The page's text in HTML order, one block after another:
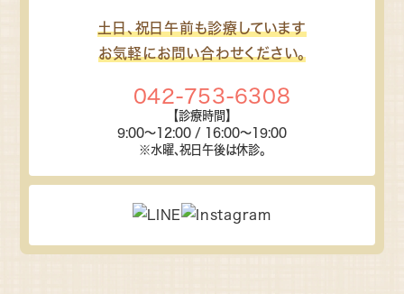
土日、祝日午前も診療しています
お気軽にお問い合わせください。
042-753-6308
【診療時間】
9:00～12:00 / 16:00～19:00
※水曜、祝日午後は休診。